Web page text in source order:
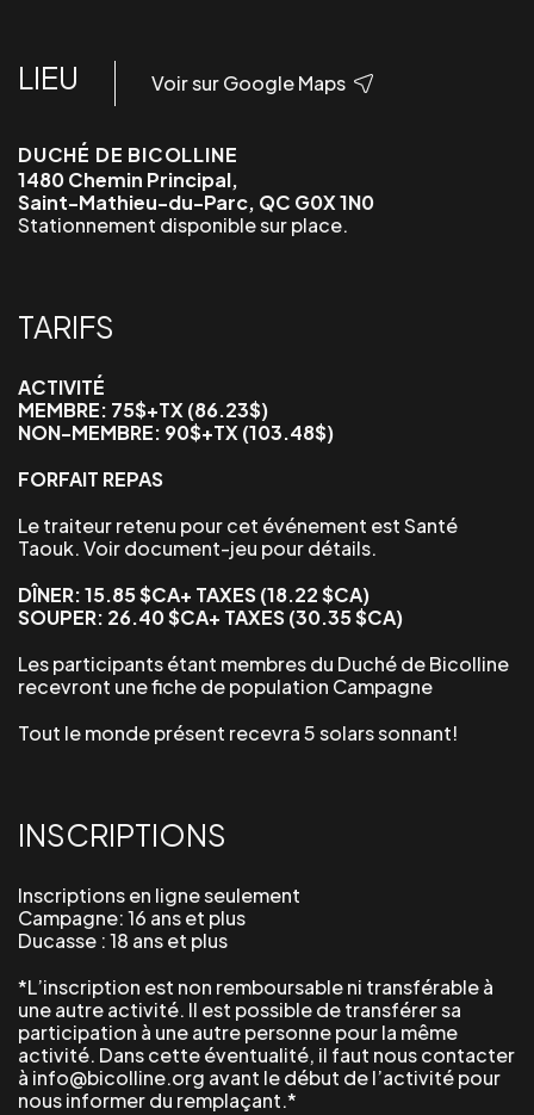
LIEU Voir sur Google Maps
DUCHÉ DE BICOLLINE
1480 Chemin Principal,
Saint-Mathieu-du-Parc, QC G0X 1N0
Stationnement disponible sur place.
TARIFS
ACTIVITÉ
MEMBRE: 75$+TX (86.23$)
NON-MEMBRE: 90$+TX (103.48$)
FORFAIT REPAS
Le traiteur retenu pour cet événement est Santé
Taouk. Voir document-jeu pour détails.
DÎNER: 15.85 $CA+ TAXES (18.22 $CA)
SOUPER: 26.40 $CA+ TAXES (30.35 $CA)
Les participants étant membres du Duché de Bicolline
recevront une fiche de population Campagne
Tout le monde présent recevra 5 solars sonnant!
INSCRIPTIONS
Inscriptions en ligne seulement
Campagne: 16 ans et plus
Ducasse : 18 ans et plus
*L’inscription est non remboursable ni transférable à
une autre activité. Il est possible de transférer sa
participation à une autre personne pour la même
activité. Dans cette éventualité, il faut nous contacter
à info@bicolline.org avant le début de l’activité pour
nous informer du remplaçant.*